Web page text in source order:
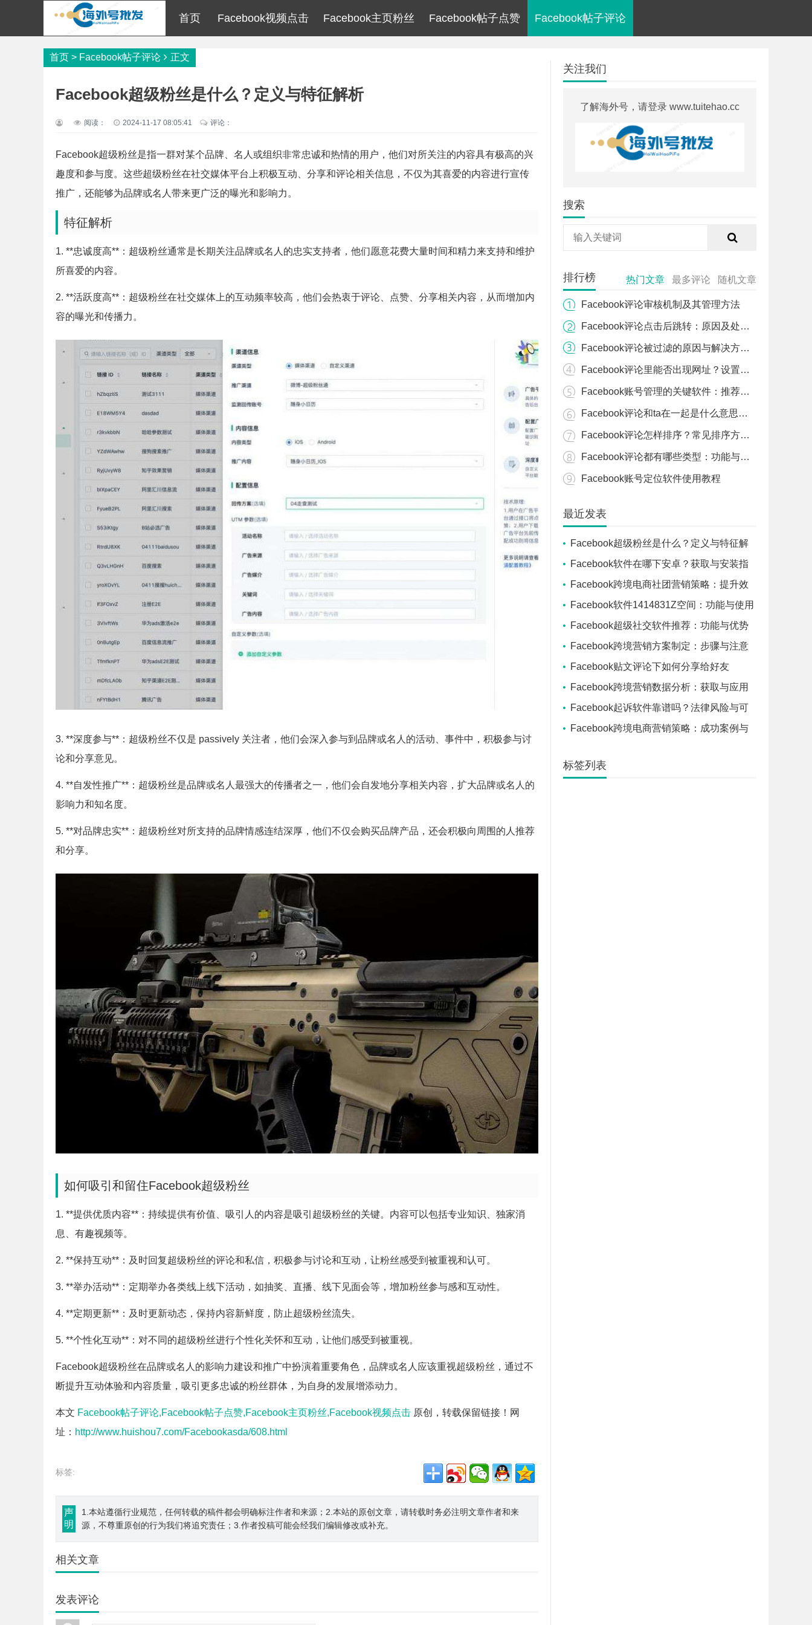
首页 Facebook视频点击 Facebook主页粉丝 Facebook帖子点赞 Facebook帖子评论
首页 > Facebook帖子评论 正文
Facebook超级粉丝是什么？定义与特征解析
阅读： 2024-11-17 08:05:41 评论：
Facebook超级粉丝是指一群对某个品牌、名人或组织非常忠诚和热情的用户，他们对所关注的内容具有极高的兴
趣度和参与度。这些超级粉丝在社交媒体平台上积极互动、分享和评论相关信息，不仅为其喜爱的内容进行宣传
推广，还能够为品牌或名人带来更广泛的曝光和影响力。
特征解析
1. **忠诚度高**：超级粉丝通常是长期关注品牌或名人的忠实支持者，他们愿意花费大量时间和精力来支持和维护
所喜爱的内容。
2. **活跃度高**：超级粉丝在社交媒体上的互动频率较高，他们会热衷于评论、点赞、分享相关内容，从而增加内
容的曝光和传播力。
3. **深度参与**：超级粉丝不仅是 passively 关注者，他们会深入参与到品牌或名人的活动、事件中，积极参与讨
论和分享意见。
4. **自发性推广**：超级粉丝是品牌或名人最强大的传播者之一，他们会自发地分享相关内容，扩大品牌或名人的
影响力和知名度。
5. **对品牌忠实**：超级粉丝对所支持的品牌情感连结深厚，他们不仅会购买品牌产品，还会积极向周围的人推荐
和分享。
如何吸引和留住Facebook超级粉丝
1. **提供优质内容**：持续提供有价值、吸引人的内容是吸引超级粉丝的关键。内容可以包括专业知识、独家消
息、有趣视频等。
2. **保持互动**：及时回复超级粉丝的评论和私信，积极参与讨论和互动，让粉丝感受到被重视和认可。
3. **举办活动**：定期举办各类线上线下活动，如抽奖、直播、线下见面会等，增加粉丝参与感和互动性。
4. **定期更新**：及时更新动态，保持内容新鲜度，防止超级粉丝流失。
5. **个性化互动**：对不同的超级粉丝进行个性化关怀和互动，让他们感受到被重视。
Facebook超级粉丝在品牌或名人的影响力建设和推广中扮演着重要角色，品牌或名人应该重视超级粉丝，通过不
断提升互动体验和内容质量，吸引更多忠诚的粉丝群体，为自身的发展增添动力。
本文 Facebook帖子评论,Facebook帖子点赞,Facebook主页粉丝,Facebook视频点击 原创，转载保留链接！网
址： http://www.huishou7.com/Facebookasda/608.html
标签:
声
明
1.本站遵循行业规范，任何转载的稿件都会明确标注作者和来源；2.本站的原创文章，请转载时务必注明文章作者和来
源，不尊重原创的行为我们将追究责任；3.作者投稿可能会经我们编辑修改或补充。
相关文章
发表评论
关注我们
了解海外号，请登录 www.tuitehao.cc
搜索
排行榜 热门文章 最多评论 随机文章
Facebook评论审核机制及其管理方法
Facebook评论点击后跳转：原因及处理办法
Facebook评论被过滤的原因与解决方案：常见问题分析
Facebook评论里能否出现网址？设置与限制解析
Facebook账号管理的关键软件：推荐与功能介绍
Facebook评论和ta在一起是什么意思？含义解析
Facebook评论怎样排序？常见排序方式与说明
Facebook评论都有哪些类型：功能与分类解析
Facebook账号定位软件使用教程
最近发表
Facebook超级粉丝是什么？定义与特征解
析Facebook软件在哪下安卓？获取与安装指
南Facebook跨境电商社团营销策略：提升效
果的方法
Facebook软件1414831Z空间：功能与使用
说明Facebook超级社交软件推荐：功能与优势
Facebook跨境营销方案制定：步骤与注意
事项Facebook贴文评论下如何分享给好友
Facebook跨境营销数据分析：获取与应用
技巧Facebook起诉软件靠谱吗？法律风险与可
信度分析
Facebook跨境电商营销策略：成功案例与
标签列表